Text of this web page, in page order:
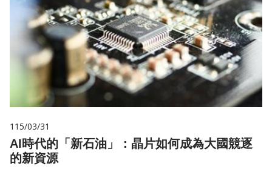
115/03/31
AI時代的「新石油」：晶片如何成為大國競逐
的新資源